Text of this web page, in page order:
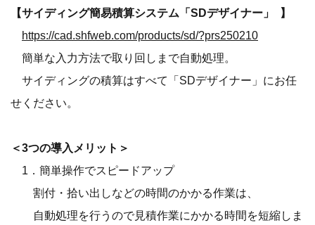
【サイディング簡易積算システム「SDデザイナー」 】
https://cad.shfweb.com/products/sd/?prs250210
簡単な入力方法で取り回しまで自動処理。
サイディングの積算はすべて「SDデザイナー」にお任
せください。
＜3つの導入メリット＞
1．簡単操作でスピードアップ
割付・拾い出しなどの時間のかかる作業は、
自動処理を行うので見積作業にかかる時間を短縮しま